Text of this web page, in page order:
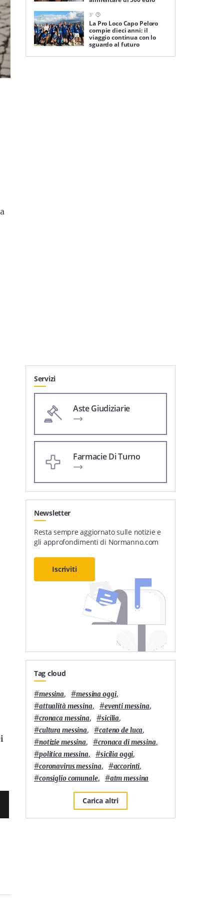
3'
La Pro Loco Capo Peloro
compie dieci anni: il
viaggio continua con lo
sguardo al futuro
Servizi
Aste Giudiziarie
Farmacie Di Turno
Newsletter
Resta sempre aggiornato sulle notizie e
gli approfondimenti di Normanno.com
Iscriviti
Tag cloud
#messina, #messina oggi,
#attualità messina, #eventi messina,
#cronaca messina, #sicilia,
#cultura messina, #cateno de luca,
#notizie messina, #cronaca di messina,
#politica messina, #sicilia oggi,
#coronavirus messina, #accorinti,
#consiglio comunale, #atm messina
Carica altri